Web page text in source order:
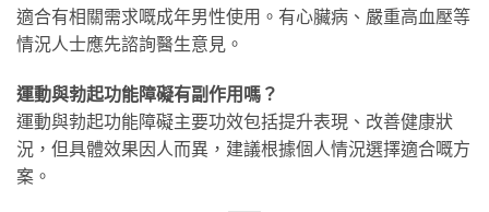
適合有相關需求嘅成年男性使用。有心臟病、嚴重高血壓等
情況人士應先諮詢醫生意見。
運動與勃起功能障礙有副作用嗎？
運動與勃起功能障礙主要功效包括提升表現、改善健康狀
況，但具體效果因人而異，建議根據個人情況選擇適合嘅方
案。